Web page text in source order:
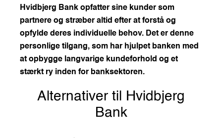
Hvidbjerg Bank opfatter sine kunder som
partnere og stræber altid efter at forstå og
opfylde deres individuelle behov. Det er denne
personlige tilgang, som har hjulpet banken med
at opbygge langvarige kundeforhold og et
stærkt ry inden for banksektoren.
Alternativer til Hvidbjerg
Bank